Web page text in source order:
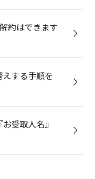
約はできます
えする手順を
受取人名』